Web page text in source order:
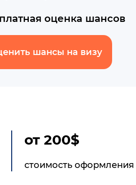
оценка шансов
шансы на визу
от 200$
стоимость оформления